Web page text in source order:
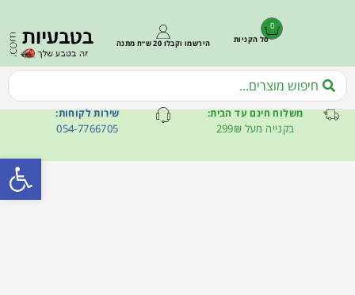
0
סל הקניות הירשמו וקבלו 20 ש״ח מתנה
משלוח חינם עד הבית:
בקנייה מעל 299₪
שירות לקוחות:
054-7766705
פתח